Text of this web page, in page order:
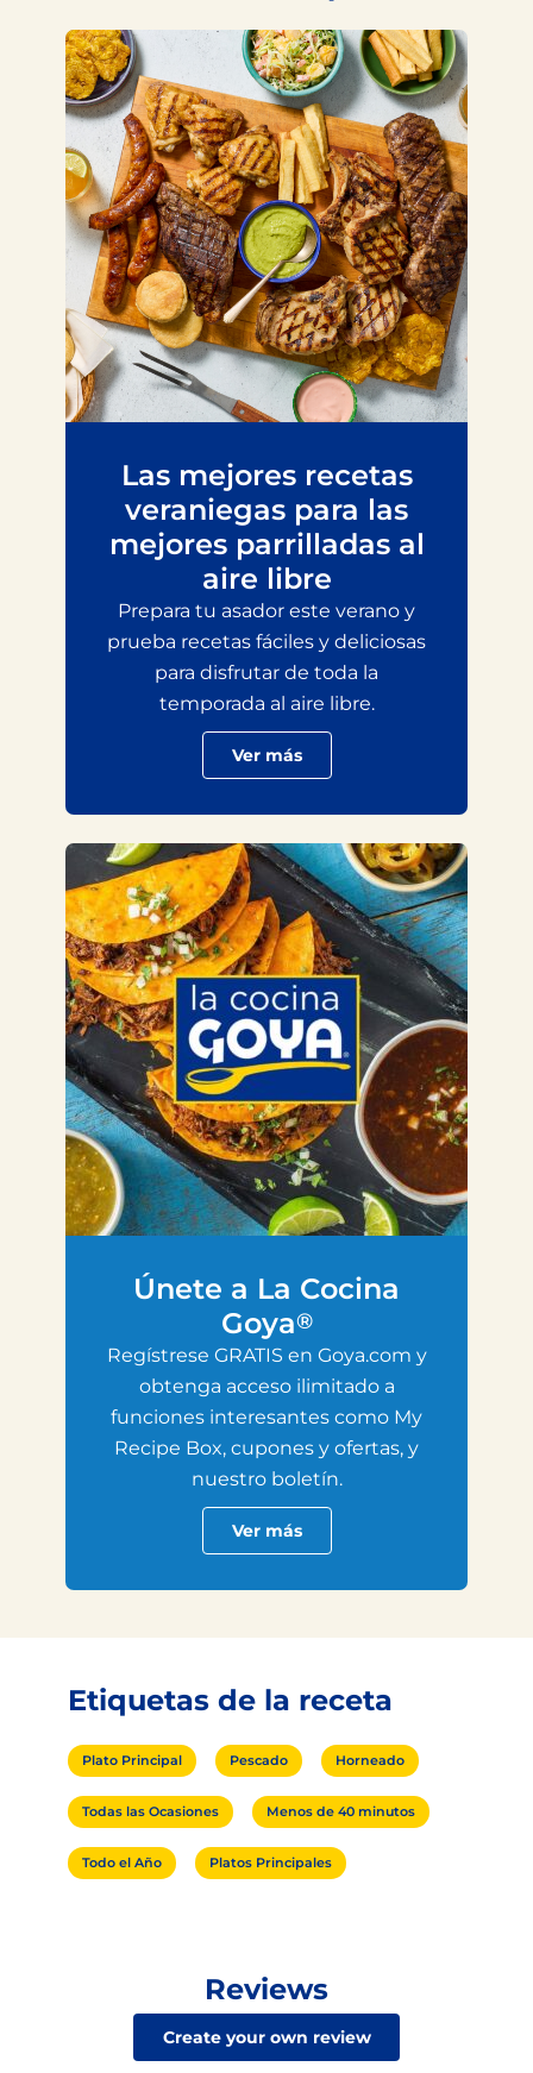
Las mejores recetas
veraniegas para las
mejores parrilladas al
aire libre
Prepara tu asador este verano y
prueba recetas fáciles y deliciosas
para disfrutar de toda la
temporada al aire libre.
Ver más
Únete a La Cocina
Goya®
Regístrese GRATIS en Goya.com y
obtenga acceso ilimitado a
funciones interesantes como My
Recipe Box, cupones y ofertas, y
nuestro boletín.
Ver más
Etiquetas de la receta
Plato Principal Pescado Horneado
Todas las Ocasiones Menos de 40 minutos
Todo el Año Platos Principales
Reviews
Create your own review